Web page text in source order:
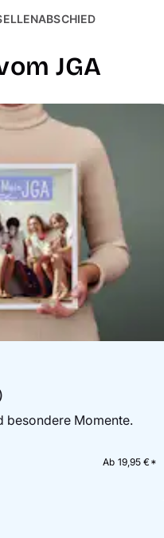
JGA
besondere Momente.
Ab 19,95 €*